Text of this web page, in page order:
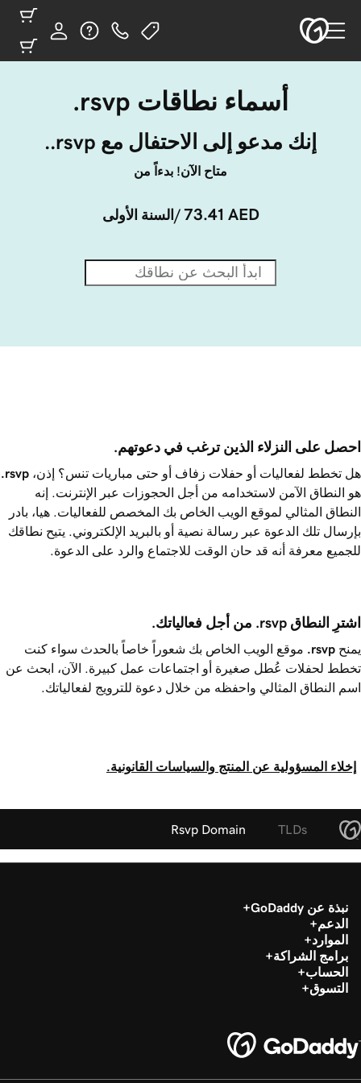
أسماء نطاقات ‎.rsvp
إنك مدعو إلى الاحتفال مع ‎.rsvp.
متاح الآن! بدءاً من
73.41 AED /السنة الأولى
احصل على النزلاء الذين ترغب في دعوتهم.
هل تخطط لفعاليات أو حفلات زفاف أو حتى مباريات تنس؟ إذن، .rsvp
هو النطاق الآمن لاستخدامه من أجل الحجوزات عبر الإنترنت. إنه
النطاق المثالي لموقع الويب الخاص بك المخصص للفعاليات. هيا، بادر
بإرسال تلك الدعوة عبر رسالة نصية أو بالبريد الإلكتروني. يتيح نطاقك
للجميع معرفة أنه قد حان الوقت للاجتماع والرد على الدعوة.
اشترِ النطاق ‎.rsvp من أجل فعالياتك.
يمنح .rsvp موقع الويب الخاص بك شعوراً خاصاً بالحدث سواء كنت
تخطط لحفلات عُطل صغيرة أو اجتماعات عمل كبيرة. الآن، ابحث عن
اسم النطاق المثالي واحفظه من خلال دعوة للترويج لفعالياتك.
إخلاء المسؤولية عن المنتج والسياسات القانونية.
TLDs
Rsvp Domain
نبذة عن GoDaddy
الدعم
الموارد
برامج الشراكة
الحساب
التسوق